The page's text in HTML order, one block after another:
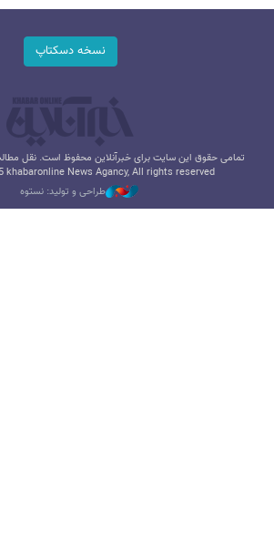
نسخه دسکتاپ
تمامی حقوق این سایت برای خبرآنلاین محفوظ است. نقل
khabaronline News Agancy, All rights reserved
طراحی و تولید: نستوه